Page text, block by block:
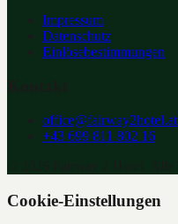
Impressum
Datenschutz
Einlösebestimmungen
office@fairway2hotel.at
+43 699 811 802 16
Cookie-Einstellungen